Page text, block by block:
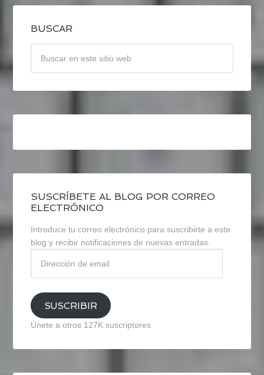
BUSCAR
SUSCRÍBETE AL BLOG POR CORREO
ELECTRÓNICO
Introduce tu correo electrónico para suscribirte a este
blog y recibir notificaciones de nuevas entradas.
email
SUSCRIBIR
Únete a otros 127K suscriptores